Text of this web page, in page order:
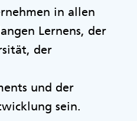
in allen
Lernens, der
der
und der
sein.